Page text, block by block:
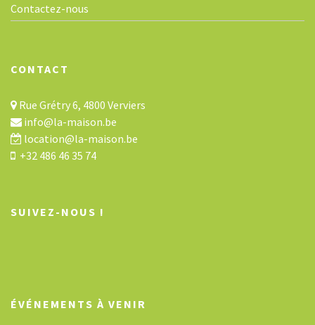
Contactez-nous
CONTACT
Rue Grétry 6, 4800 Verviers
info@la-maison.be
location@la-maison.be
+32 486 46 35 74
SUIVEZ-NOUS !
ÉVÉNEMENTS À VENIR